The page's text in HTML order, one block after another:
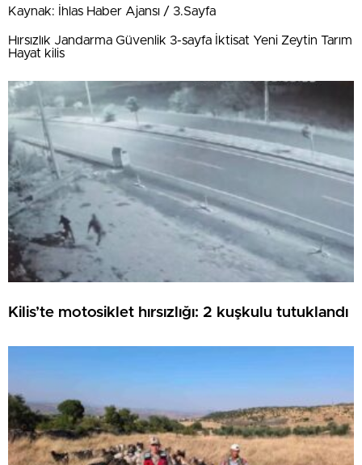
Kaynak: İhlas Haber Ajansı / 3.Sayfa
Hırsızlık Jandarma Güvenlik 3-sayfa İktisat Yeni Zeytin Tarım
Hayat kilis
Kilis’te motosiklet hırsızlığı: 2 kuşkulu tutuklandı